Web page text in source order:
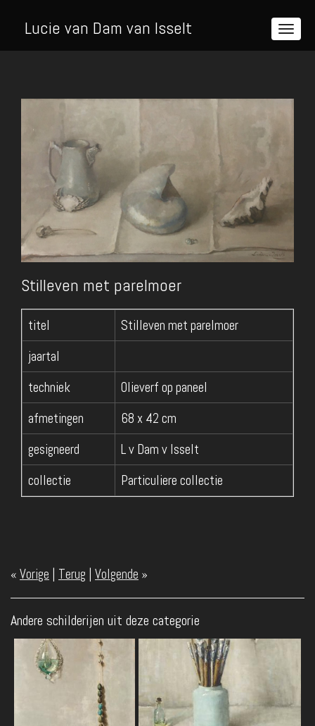
Lucie van Dam van Isselt
Stilleven met parelmoer
titel
Stilleven met parelmoer
jaartal
techniek
Olieverf op paneel
afmetingen
68 x 42 cm
gesigneerd
L v Dam v Isselt
collectie
Particuliere collectie
« Vorige | Terug | Volgende »
Andere schilderijen uit deze categorie